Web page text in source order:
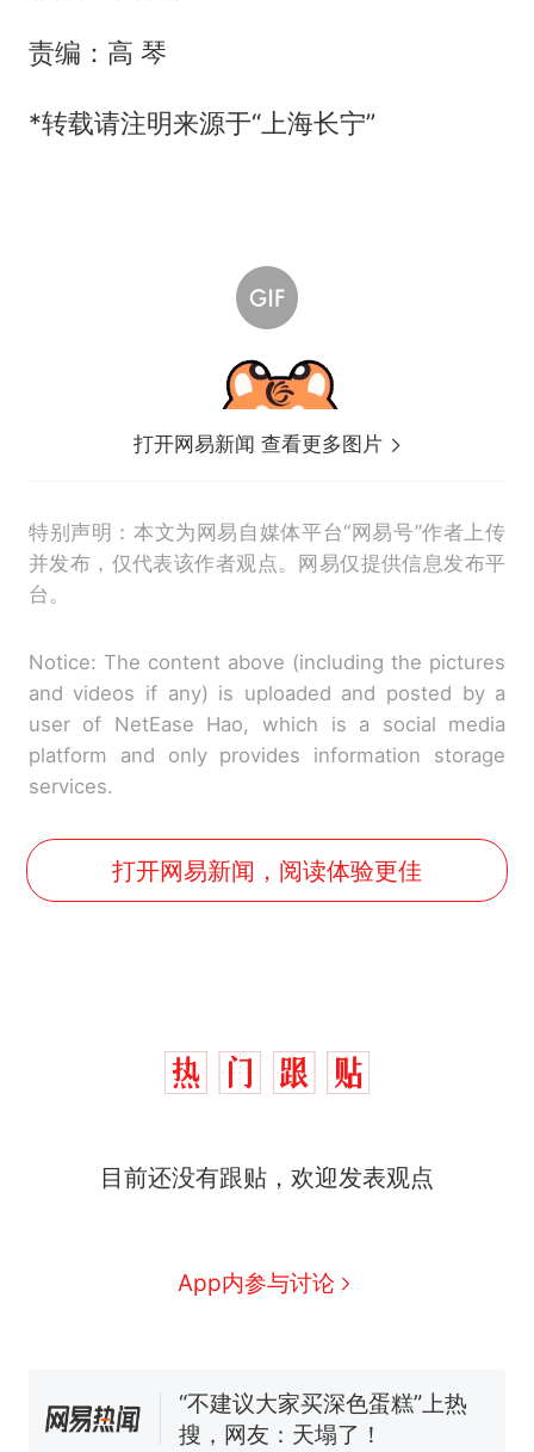
责编：高 琴
*转载请注明来源于“上海长宁”
打开网易新闻 查看更多图片
特别声明：本文为网易自媒体平台“网易号”作者上传
并发布，仅代表该作者观点。网易仅提供信息发布平
台。
Notice: The content above (including the pictures
and videos if any) is uploaded and posted by a
user of NetEase Hao, which is a social media
platform and only provides information storage
services.
打开网易新闻，阅读体验更佳
目前还没有跟贴，欢迎发表观点
App内参与讨论
热
那个在床头放菜刀的女孩，
交5060元才肯搬上楼！女子傻
空调24小时开着反而更省电？
已叫停招聘，成立调查组全面
核查
“不建议大家买深色蛋糕”上热
搜，网友：天塌了！